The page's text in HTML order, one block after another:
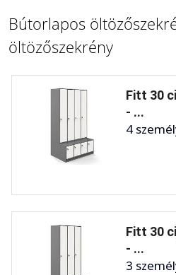
Bútorlapos
öltözőszekrény
Fitt 30
- ...
4
Fitt 30
- ...
3